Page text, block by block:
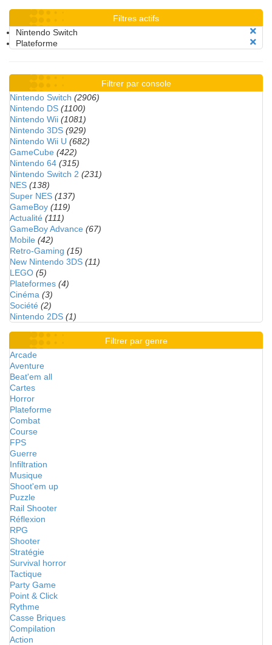
Filtres actifs
Nintendo Switch
Plateforme
Filtrer par console
Nintendo Switch (2906)
Nintendo DS (1100)
Nintendo Wii (1081)
Nintendo 3DS (929)
Nintendo Wii U (682)
GameCube (422)
Nintendo 64 (315)
Nintendo Switch 2 (231)
NES (138)
Super NES (137)
GameBoy (119)
Actualité (111)
GameBoy Advance (67)
Mobile (42)
Retro-Gaming (15)
New Nintendo 3DS (11)
LEGO (5)
Plateformes (4)
Cinéma (3)
Société (2)
Nintendo 2DS (1)
Filtrer par genre
Arcade
Aventure
Beat'em all
Cartes
Horror
Plateforme
Combat
Course
FPS
Guerre
Infiltration
Musique
Shoot'em up
Puzzle
Rail Shooter
Réflexion
RPG
Shooter
Stratégie
Survival horror
Tactique
Party Game
Point & Click
Rythme
Casse Briques
Compilation
Action